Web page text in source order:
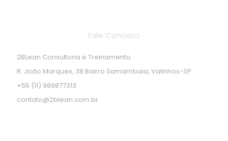
Fale Conosco
2BLean Consultoria e Treinamento
R. João Marques, 38 Bairro Samambaia, Valinhos-SP
+55 (11) 989877313
contato@2blean.com.br